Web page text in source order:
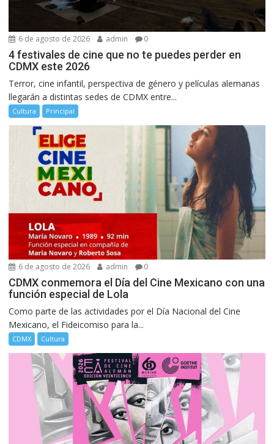
6 de agosto de 2026 admin 0
4 festivales de cine que no te puedes perder en
CDMX este 2026
Terror, cine infantil, perspectiva de género y películas alemanas
llegarán a distintas sedes de CDMX entre...
Cultura Principal
6 de agosto de 2026 admin 0
CDMX conmemora el Día del Cine Mexicano con una
función especial de Lola
Como parte de las actividades por el Día Nacional del Cine
Mexicano, el Fideicomiso para la...
CDMX Cultura